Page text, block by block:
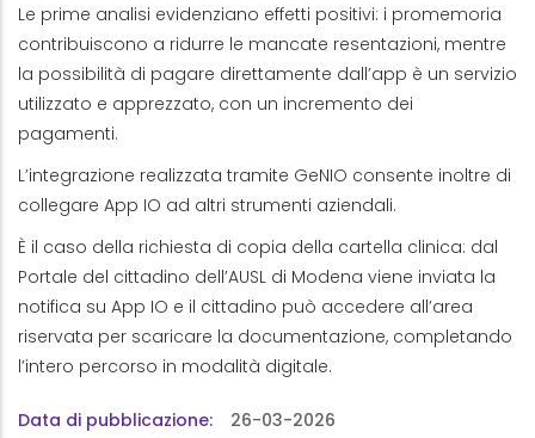
Le prime analisi evidenziano effetti positivi: i promemoria
contribuiscono a ridurre le mancate resentazioni, mentre
la possibilità di pagare direttamente dall’app è un servizio
utilizzato e apprezzato, con un incremento dei
pagamenti.
L’integrazione realizzata tramite GeNIO consente inoltre di
collegare App IO ad altri strumenti aziendali.
È il caso della richiesta di copia della cartella clinica: dal
Portale del cittadino dell’AUSL di Modena viene inviata la
notifica su App IO e il cittadino può accedere all’area
riservata per scaricare la documentazione, completando
l’intero percorso in modalità digitale.
Data di pubblicazione 26-03-2026